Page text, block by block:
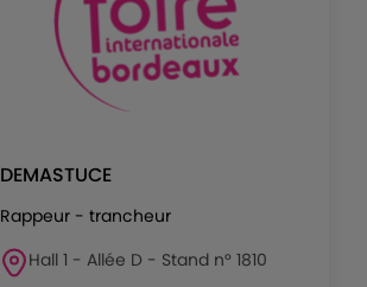
DEMASTUCE
Rappeur - trancheur
Hall 1 - Allée D - Stand n° 1810